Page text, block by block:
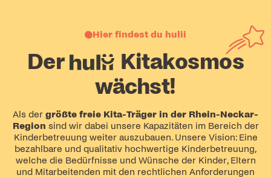
Hier findest du hulii
Der hulii Kitakosmos
wächst!
Als der größte freie Kita-Träger in der Rhein-Neckar-
Region sind wir dabei unsere Kapazitäten im Bereich der
Kinderbetreuung weiter auszubauen. Unsere Vision: Eine
bezahlbare und qualitativ hochwertige Kinderbetreuung,
welche die Bedürfnisse und Wünsche der Kinder, Eltern
und Mitarbeitenden mit den rechtlichen Anforderungen